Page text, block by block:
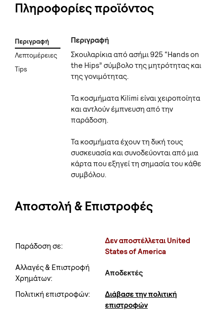
Πληροφορίες προϊόντος
Περιγραφή
Λεπτομέρειες
Tips
Περιγραφή
Σκουλαρίκια από ασήμι 925 “Hands on
the Hips” σύμβολο της μητρότητας και
της γονιμότητας.
Τα κοσμήματα Kilimi είναι χειροποίητα
και αντλούν έμπνευση από την
παράδοση.
Τα κοσμήματα έχουν τη δική τους
συσκευασία και συνοδεύονται από μια
κάρτα που εξηγεί τη σημασία του κάθε
συμβόλου.
Αποστολή & Επιστροφές
Παράδοση σε:
Δεν αποστέλλεται United
States of America
Αλλαγές & Επιστροφή
Χρημάτων:
Αποδεκτές
Πολιτική επιστροφών:
Διάβασε την πολιτική
επιστροφών